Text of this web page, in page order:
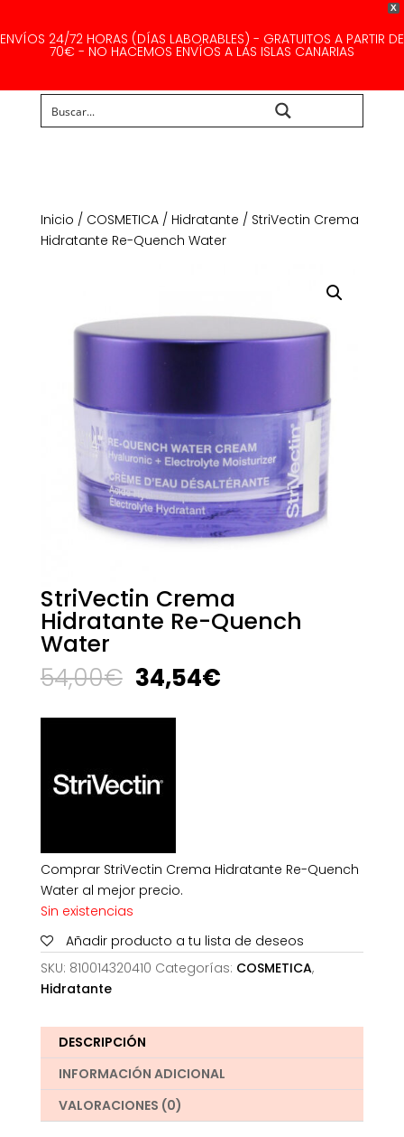
X
ENVÍOS 24/72 HORAS (DÍAS LABORABLES) - GRATUITOS A PARTIR DE
70€ - NO HACEMOS ENVÍOS A LAS ISLAS CANARIAS
Inicio / COSMETICA/ Hidratante / StriVectin Crema
Hidratante Re-Quench Water
StriVectin Crema
Hidratante Re-Quench
Water
54,00€ El
precio
original
34,54€El
Comprar StriVectin Crema Hidratante Re-Quench
Water al mejor precio.
Sin existencias
Añadir producto a tu lista de deseos
SKU: 810014320410 Categorías: COSMETICA,
Hidratante
DESCRIPCIÓN
INFORMACIÓN ADICIONAL
VALORACIONES (0)